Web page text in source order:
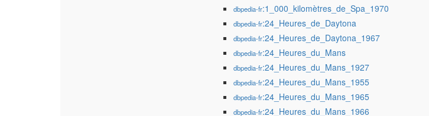
dbpedia-fr:1_000_kilomètres_de_Spa_1970
dbpedia-fr:24_Heures_de_Daytona
dbpedia-fr:24_Heures_de_Daytona_1967
dbpedia-fr:24_Heures_du_Mans
dbpedia-fr:24_Heures_du_Mans_1927
dbpedia-fr:24_Heures_du_Mans_1955
dbpedia-fr:24_Heures_du_Mans_1965
dbpedia-fr:24_Heures_du_Mans_1966